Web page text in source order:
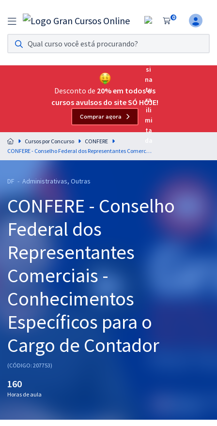
0
Assinatura Ilimitada 11
Acesso a todos os cursos. Teste grátis por 7 dias!
Assinatura OAB Até Passar
Acesso ilimitado a toda preparação para o Exame da
Residências Multiprofissionais
Preparação completa e intensiva para as principais
residências em saúde do Brasil
Cursos 20% OFF
Pós
Graduação
OAB
Mentorias
Questões grátis
Desconto de 20% em todos os
cursos avulsos do site SÓ HOJE!
Comprar agora
Cursos por Concurso
CONFERE
CONFERE - Conselho Federal dos Representantes Comerciais - Conhecimentos Específicos para o Cargo de Contador
DF - Administrativas, Outras
CONFERE - Conselho
Federal dos
Representantes
Comerciais -
Conhecimentos
Específicos para o
Cargo de Contador
(CÓDIGO: 207753)
160
Horas de aula